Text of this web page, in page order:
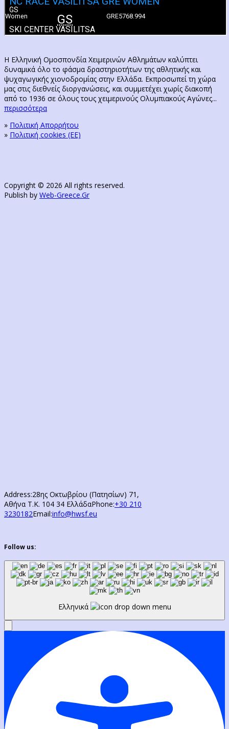
Η Ελληνική Ομοσπονδία Χειμερινών Αθλημάτων καλύπτει
δυναμικά όλο το φάσμα δραστηριοτήτων της αθλητικής και
ψυχαγωγικής χιονοδρομίας στην Ελλάδα. Εκπροσωπεί τη χώρα
μας στις διεθνείς διοργανώσεις, και συμμετέχει χωρίς διακοπή
από το 1936 σε όλους τους χειμερινούς Ολυμπιακούς Αγώνες...
περισσότερα
» Πολιτική Απορρήτου
» Πολιτική cookies (ΕΕ)
Copyright © 2026 All rights reserved.
Publish by Web-Greece.Gr
Address:28ης Οκτωβρίου (Πατησίων) 71,
Αθήνα Τ.Κ. 104 34 ΕλλάδαPhone:+30 210
3230182Email:info@hwsf.eu
Follow us:
Ελληνικά